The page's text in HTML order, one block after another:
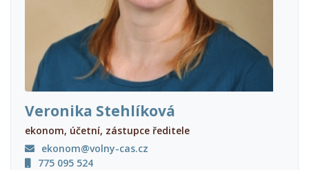
Veronika Stehlíková
ekonom, účetní, zástupce ředitele
ekonom@volny-cas.cz
775 095 524